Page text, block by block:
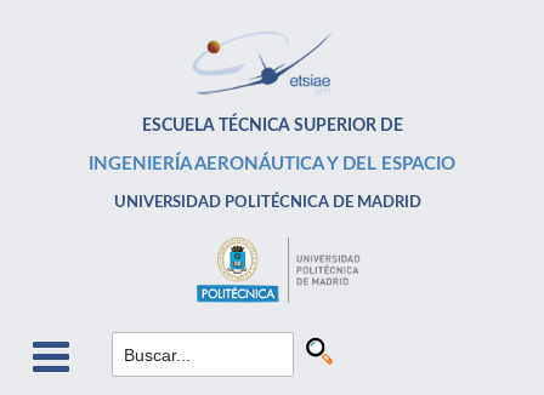
ESCUELA TÉCNICA SUPERIOR DE
INGENIERÍA AERONÁUTICA Y DEL ESPACIO
UNIVERSIDAD POLITÉCNICA DE MADRID